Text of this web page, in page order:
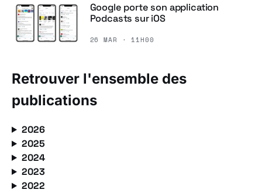
Google porte son application
Podcasts sur iOS
26 MAR · 11H00
Retrouver l'ensemble des
publications
2026
2025
2024
2023
2022